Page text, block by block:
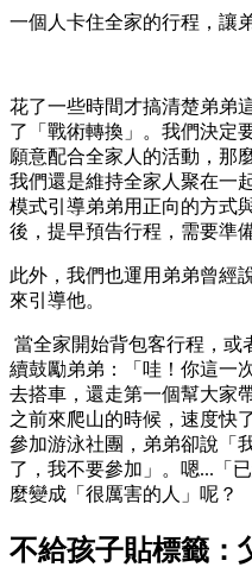
一個人卡住全家的行程，讓
花了一些時間才搞清楚弟弟
了「戰術轉換」。我們決定
願意配合全家人的活動，那
我們還是維持全家人聚在一
模式引導弟弟用正向的方式
後，提早預告行程，需要準
此外，我們也運用弟弟曾經
來引導他。
當全家開始背包客行程，或
續鼓勵弟弟：「哇！你這一
去搭車，還走第一個幫大家
之前來爬山的時候，速度快
參加游泳社團，弟弟卻說「
了，我不要參加」。嗯...「
麼變成「很厲害的人」呢？
不給孩子貼標籤：